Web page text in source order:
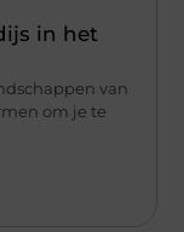
in het
van
om je te